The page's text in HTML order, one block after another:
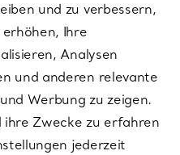
und zu verbessern,
Ihre
Analysen
und anderen relevante
Werbung zu zeigen.
ihre Zwecke zu erfahren
jederzeit